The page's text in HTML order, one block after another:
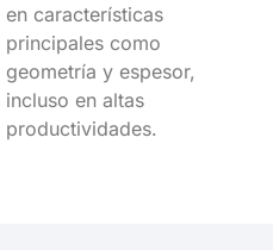
en características
principales como
geometría y espesor,
incluso en altas
productividades.